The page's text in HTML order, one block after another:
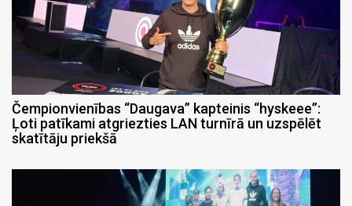
Čempionvienības “Daugava” kapteinis “hyskeee”:
Ļoti patīkami atgriezties LAN turnīrā un uzspēlēt
skatītāju priekšā